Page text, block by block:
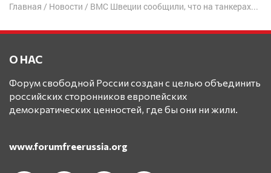
Главная / Новости / ВМC Швеции сообщили, что на танкерах российского «теневого флота» появились вооруженные люди
О НАС
Форум свободной России создан с целью объединить
российских сторонников европейских
демократических ценностей, где бы они ни жили.
www.forumfreerussia.org